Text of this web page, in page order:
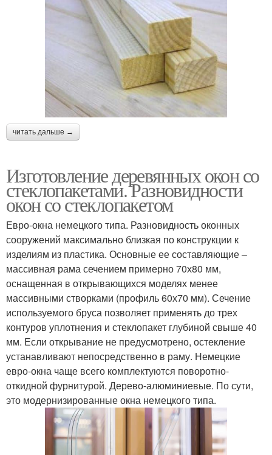
читать дальше →
Изготовление деревянных окон со
стеклопакетами. Разновидности
окон со стеклопакетом
Евро-окна немецкого типа. Разновидность оконных
сооружений максимально близкая по конструкции к
изделиям из пластика. Основные ее составляющие –
массивная рама сечением примерно 70х80 мм,
оснащенная в открывающихся моделях менее
массивными створками (профиль 60х70 мм). Сечение
используемого бруса позволяет применять до трех
контуров уплотнения и стеклопакет глубиной свыше 40
мм. Если открывание не предусмотрено, остекление
устанавливают непосредственно в раму. Немецкие
евро-окна чаще всего комплектуются поворотно-
откидной фурнитурой. Дерево-алюминиевые. По сути,
это модернизированные окна немецкого типа.